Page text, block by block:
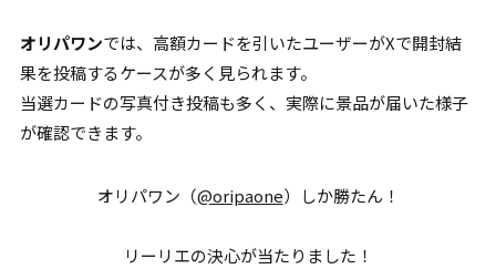
オリパワンでは、高額カードを引いたユーザーがXで開封結
果を投稿するケースが多く見られます。
当選カードの写真付き投稿も多く、実際に景品が届いた様子
が確認できます。
オリパワン（@oripaone）しか勝たん！
リーリエの決心が当たりました！